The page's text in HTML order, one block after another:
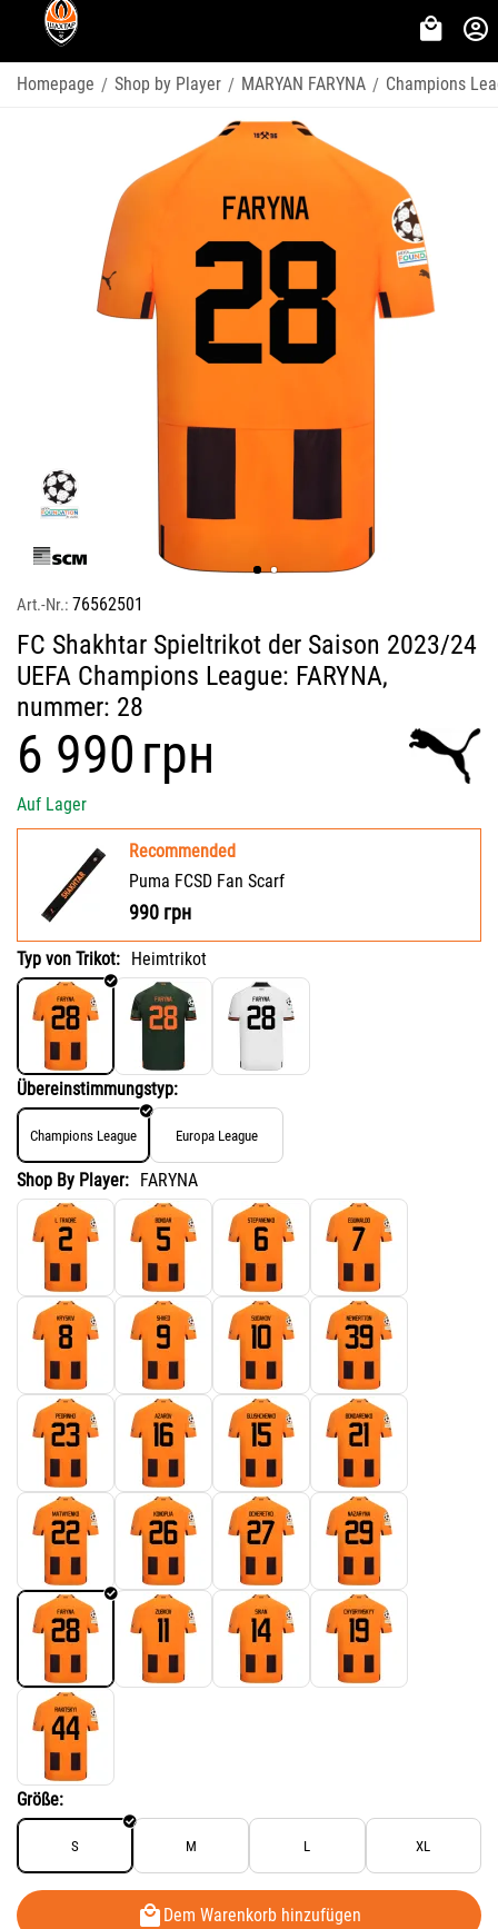
Homepage / Shop by Player / MARYAN FARYNA / Champions
Art.-Nr.: 76562501
FC Shakhtar Spieltrikot der Saison 2023/24
UEFA Champions League: FARYNA,
nummer: 28
‍6 990‍грн
Auf Lager
Recommended
Puma FCSD Fan Scarf
990 грн
Typ von Trikot: Heimtrikot
Übereinstimmungstyp:
Champions League Europa League
Shop By Player: FARYNA
Größe:
S M L XL
Dem Warenkorb hinzufügen